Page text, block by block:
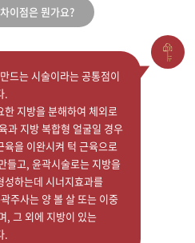
이점은 뭔가요?
드는 시술이라는 공통점이
.
지방을 분해하여 체외로
과 지방 복합형 얼굴일 경우
을 이완시켜 턱 근육으로
들고, 윤곽시술로는 지방을
성하는데 시너지효과를
주사는 양 볼 살 또는 이중
, 그 외에 지방이 있는
.